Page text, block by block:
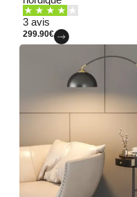
3 avis
299.90€